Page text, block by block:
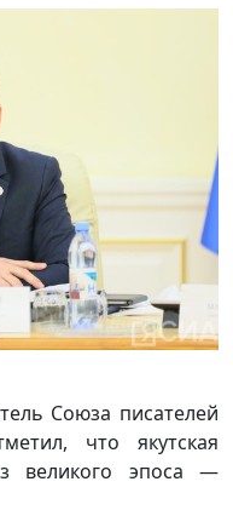
Союза писателей
что якутская
великого эпоса —